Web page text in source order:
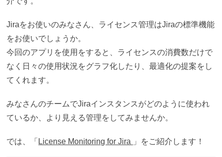
Jiraをお使いのみなさん、ライセンス管理はJiraの標準機能
をお使いでしょうか。
今回のアプリを使用をすると、ライセンスの消費数だけで
なく日々の使用状況をグラフ化したり、最適化の提案をし
てくれます。
みなさんのチームでJiraインスタンスがどのように使われ
ているか、より見える管理をしてみませんか。
では、「 License Monitoring for Jira 」をご紹介します！